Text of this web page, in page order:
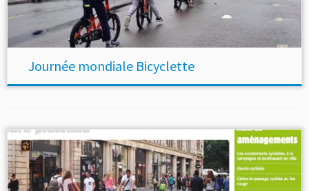
Journée mondiale Bicyclette